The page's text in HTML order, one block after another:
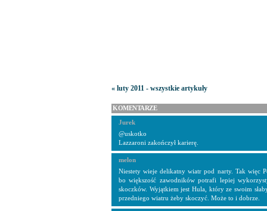
« luty 2011 - wszystkie artykuły
KOMENTARZE
Jurek
@uskotko
Lazzaroni zakończył karierę.
melon
Niestety wieje delikatny wiatr pod narty. Tak więc
bo większość zawodników potrafi lepiej
skoczków. Wyjątkiem jest Hula, który ze swoim
przedniego wiatru żeby skoczyć. Może to i dobrze.